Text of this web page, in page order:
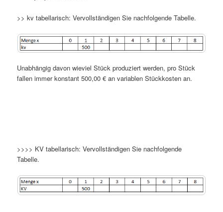
>> kv tabellarisch: Vervollständigen Sie nachfolgende Tabelle.
Unabhängig davon wieviel Stück produziert werden, pro Stück
fallen immer konstant 500,00 € an variablen Stückkosten an.
>>>> KV tabellarisch: Vervollständigen Sie nachfolgende
Tabelle.